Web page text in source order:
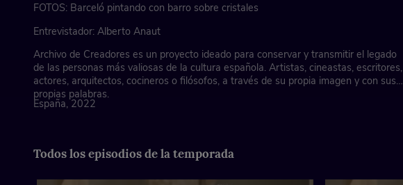
FOTOS: Barceló pintando con barro sobre cristales
Entrevistador: Alberto Anaut
Archivo de Creadores es un proyecto ideado para conservar y transmitir el legado
de las personas más valiosas de la cultura española. Artistas, cineastas, escritores,
actores, arquitectos, cocineros o filósofos, a través de su propia imagen y con sus
propias palabras.
España, 2022
Todos los episodios de la temporada